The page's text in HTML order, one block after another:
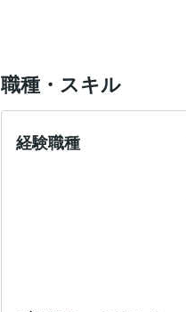
職種・スキル
経験職種